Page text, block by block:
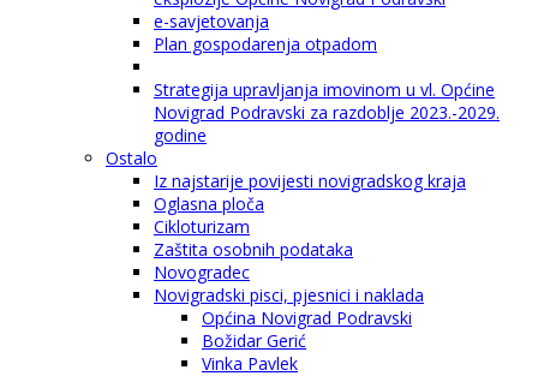
e-savjetovanja
Plan gospodarenja otpadom
Strategija upravljanja imovinom u vl. Općine
Novigrad Podravski za razdoblje 2023.-2029.
godine
Ostalo
Iz najstarije povijesti novigradskog kraja
Oglasna ploča
Cikloturizam
Zaštita osobnih podataka
Novogradec
Novigradski pisci, pjesnici i naklada
Općina Novigrad Podravski
Božidar Gerić
Vinka Pavlek